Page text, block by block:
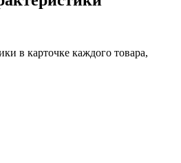
в карточке каждого товара,